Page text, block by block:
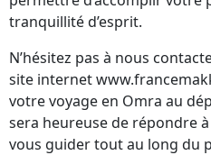
tranquillité d’esprit.
N’hésitez pas à nous
site internet
votre voyage en Omra au
sera heureuse de répondre
vous guider tout au long du